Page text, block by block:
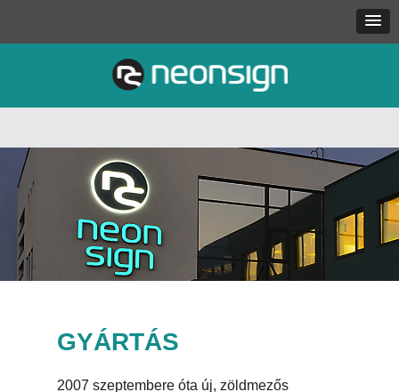
GYÁRTÁS
2007 szeptembere óta új, zöldmezős